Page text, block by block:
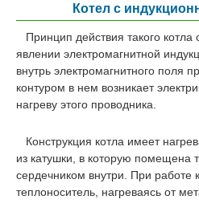
Котел с
Принцип действия такого
явлении электромагнитной
внутрь электромагнитного поля
контуром в нем возникает
нагреву этого проводника.
Конструкция котла имеет
из катушки, в которую помещена
сердечником внутри. При работе
теплоноситель, нагреваясь от